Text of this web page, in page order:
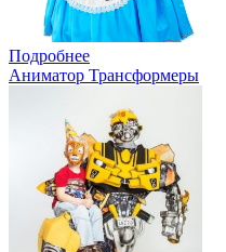
Подробнее
Аниматор Трансформеры